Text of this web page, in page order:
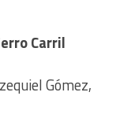
Carril
Gómez,